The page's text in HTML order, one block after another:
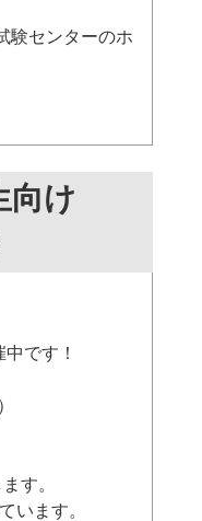
験センターのホ
向け
です！
す。
います。